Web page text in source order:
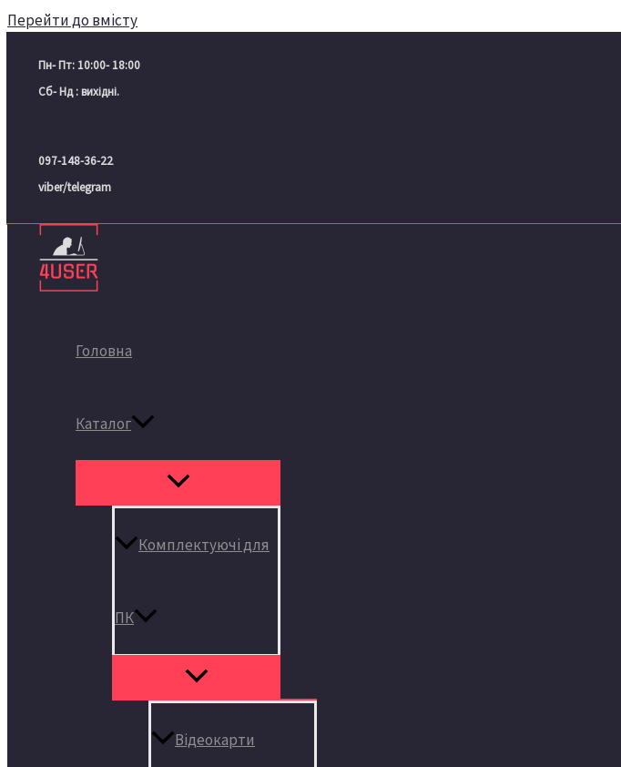
Перейти до вмісту
Пн- Пт: 10:00- 18:00
Сб- Нд : вихідні.
097-148-36-22
viber/telegram
Головна
Каталог
Комплектуючі для
ПК
Відеокарти